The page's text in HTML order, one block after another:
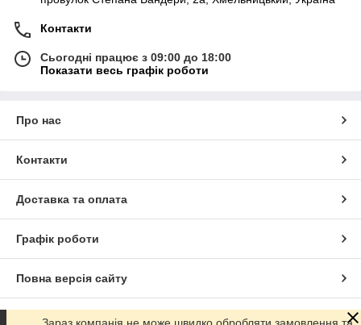
Контакти
Сьогодні працює з 09:00 до 18:00
Показати весь графік роботи
Про нас
Контакти
Доставка та оплата
Графік роботи
Повна версія сайту
Сайт створено на маркетплейсіProm.ua